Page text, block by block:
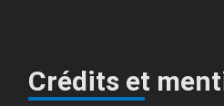
Crédits et